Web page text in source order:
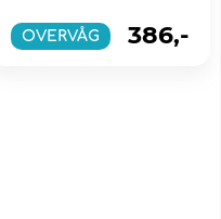
den glemte underjo...
OVERVÅG 386,-